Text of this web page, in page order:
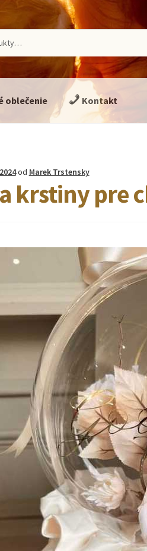
oblečenie Kontakt
od Marek Trstensky
krstiny pre